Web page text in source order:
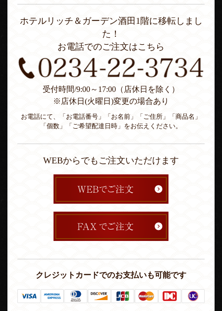
ホテルリッチ＆ガーデン酒田1階に移転しまし
た！
お電話でのご注文はこちら
受付時間/9:00～17:00（店休日を除く）
※店休日(火曜日)変更の場合あり
お電話にて、「お電話番号」「お名前」「ご住所」「商品名」
「個数」「ご希望配達日時」をお伝えください。
WEBからでもご注文いただけます
クレジットカードでのお支払いも可能です